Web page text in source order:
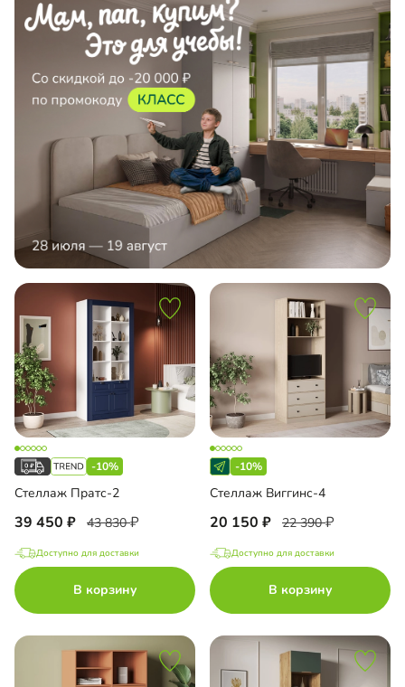
-10%
Стеллаж Пратс-2
39 450 43 830
Доступно для доставки
В корзину
-10%
Стеллаж Виггинс-4
20 150 22 390
Доступно для доставки
В корзину